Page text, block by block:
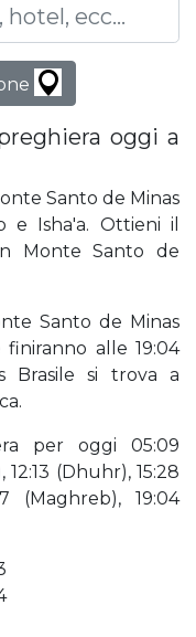
oggi a
Santo de Minas
e Isha'a. Ottieni il
Monte Santo de
Santo de Minas
finiranno alle 19:04
Brasile si trova a
per oggi 05:09
12:13 (Dhuhr), 15:28
(Maghreb), 19:04